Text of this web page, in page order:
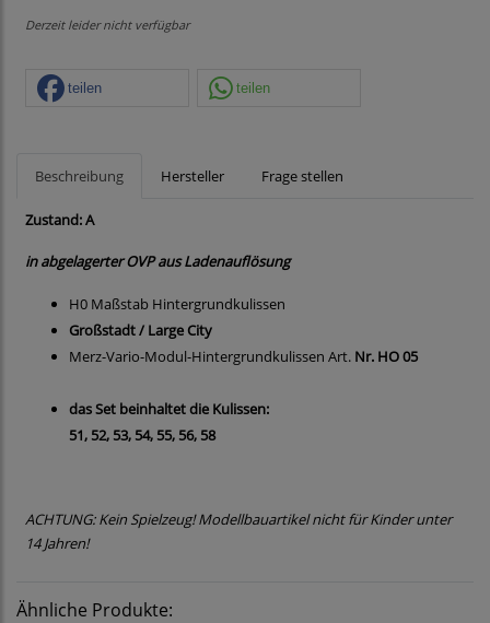
Derzeit leider nicht verfügbar
teilen teilen
Beschreibung Hersteller Frage stellen
Zustand: A
in abgelagerter OVP aus Ladenauflösung
H0 Maßstab Hintergrundkulissen
Großstadt / Large City
Merz-Vario-Modul-Hintergrundkulissen Art. Nr. HO 05
das Set beinhaltet die Kulissen:
51, 52, 53, 54, 55, 56, 58
ACHTUNG: Kein Spielzeug! Modellbauartikel nicht für Kinder unter
14 Jahren!
Ähnliche Produkte: